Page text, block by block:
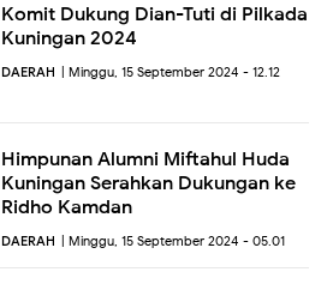
Komit Dukung Dian-Tuti di Pilkada
Kuningan 2024
DAERAH | Minggu, 15 September 2024 - 12.12
Himpunan Alumni Miftahul Huda
Kuningan Serahkan Dukungan ke
Ridho Kamdan
DAERAH | Minggu, 15 September 2024 - 05.01